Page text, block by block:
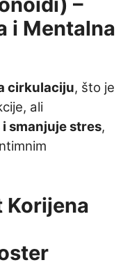
i Mentalna
cirkulaciju, što je
ali
smanjuje stres,
Korijena